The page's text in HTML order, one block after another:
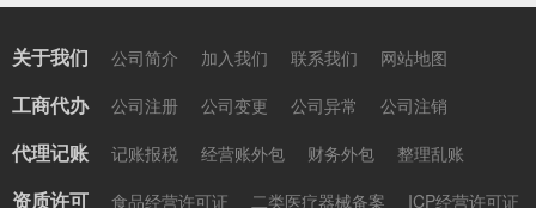
关于我们 公司简介 加入我们 联系我们 网站地图
工商代办 公司注册 公司变更 公司异常 公司注销
代理记账 记账报税 经营账外包 财务外包 整理乱账
资质许可 食品经营许可证 二类医疗器械备案
ICP经营许可证